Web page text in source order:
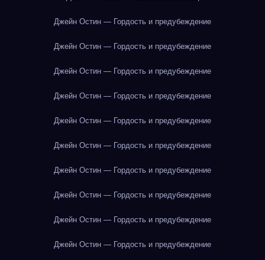
Джейн Остин — Гордость и предубеждение
Джейн Остин — Гордость и предубеждение
Джейн Остин — Гордость и предубеждение
Джейн Остин — Гордость и предубеждение
Джейн Остин — Гордость и предубеждение
Джейн Остин — Гордость и предубеждение
Джейн Остин — Гордость и предубеждение
Джейн Остин — Гордость и предубеждение
Джейн Остин — Гордость и предубеждение
Джейн Остин — Гордость и предубеждение